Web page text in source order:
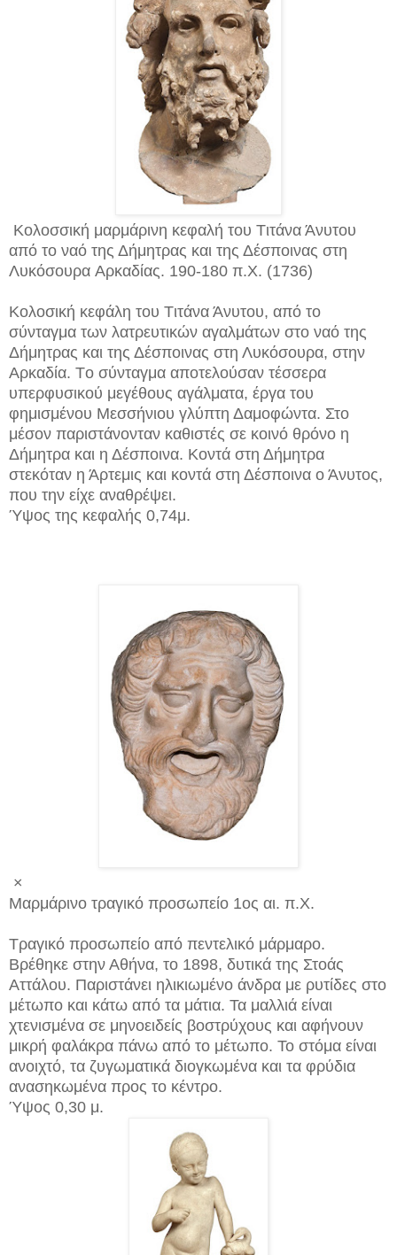
Kολοσσική μαρμάρινη κεφαλή του Tιτάνα Άνυτου
από το ναό της Δήμητρας και της Δέσποινας στη
Λυκόσουρα Aρκαδίας. 190-180 π.X. (1736)
Kολοσική κεφάλη του Tιτάνα Άνυτου, από το
σύνταγμα των λατρευτικών αγαλμάτων στο ναό της
Δήμητρας και της Δέσποινας στη Λυκόσουρα, στην
Aρκαδία. Tο σύνταγμα αποτελούσαν τέσσερα
υπερφυσικού μεγέθους αγάλματα, έργα του
φημισμένου Mεσσήνιου γλύπτη Δαμοφώντα. Στο
μέσον παριστάνονταν καθιστές σε κοινό θρόνο η
Δήμητρα και η Δέσποινα. Kοντά στη Δήμητρα
στεκόταν η Άρτεμις και κοντά στη Δέσποινα ο Άνυτος,
που την είχε αναθρέψει.
Ύψος της κεφαλής 0,74μ.
×
Μαρμάρινο τραγικό προσωπείο 1ος αι. π.Χ.
Τραγικό προσωπείο από πεντελικό μάρμαρο.
Βρέθηκε στην Αθήνα, το 1898, δυτικά της Στοάς
Αττάλου. Παριστάνει ηλικιωμένο άνδρα με ρυτίδες στο
μέτωπο και κάτω από τα μάτια. Τα μαλλιά είναι
χτενισμένα σε μηνοειδείς βοστρύχους και αφήνουν
μικρή φαλάκρα πάνω από το μέτωπο. Το στόμα είναι
ανοιχτό, τα ζυγωματικά διογκωμένα και τα φρύδια
ανασηκωμένα προς το κέντρο.
Ύψος 0,30 μ.